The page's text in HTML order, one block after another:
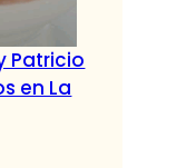
Patricio
en La